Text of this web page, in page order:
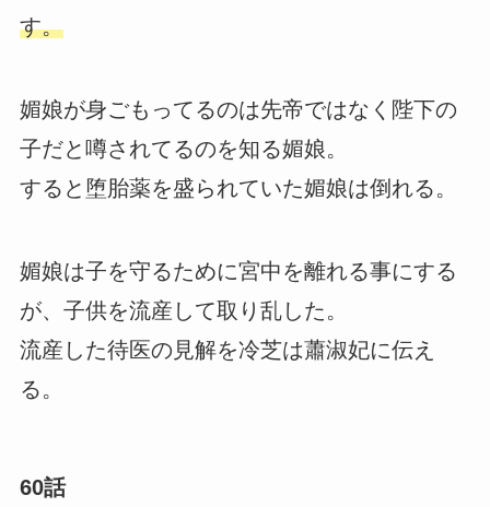
す。
媚娘が身ごもってるのは先帝ではなく陛下の
子だと噂されてるのを知る媚娘。
すると堕胎薬を盛られていた媚娘は倒れる。
媚娘は子を守るために宮中を離れる事にする
が、子供を流産して取り乱した。
流産した待医の見解を冷芝は蕭淑妃に伝え
る。
60話